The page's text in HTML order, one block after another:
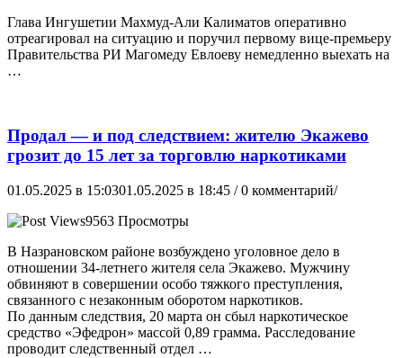
Глава Ингушетии Махмуд-Али Калиматов оперативно
отреагировал на ситуацию и поручил первому вице-премьеру
Правительства РИ Магомеду Евлоеву немедленно выехать на
…
Продал — и под следствием: жителю Экажево
грозит до 15 лет за торговлю наркотиками
01.05.2025 в 15:0301.05.2025 в 18:45 / 0 комментарий/
9563 Просмотры
В Назрановском районе возбуждено уголовное дело в
отношении 34-летнего жителя села Экажево. Мужчину
обвиняют в совершении особо тяжкого преступления,
связанного с незаконным оборотом наркотиков.
По данным следствия, 20 марта он сбыл наркотическое
средство «Эфедрон» массой 0,89 грамма. Расследование
проводит следственный отдел …